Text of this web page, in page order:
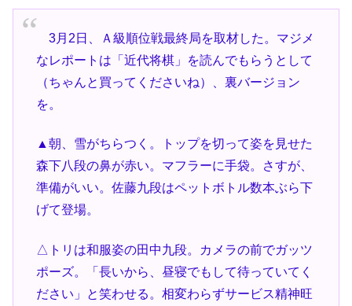
3月2日、Ａ級順位戦最終局を取材した。マジメ
なレポートは「近代将棋」を読んでもらうとして
（ちゃんと買ってくださいね）、裏バージョン
を。
▲朝、雪がちらつく。トップを切って姿を見せた
森下八段の鼻が赤い。マフラーに手袋。さすが、
準備がいい。佐藤九段はペットボトル数本ぶら下
げて登場。
△トリは和服姿の田中九段。カメラの前でガッツ
ポーズ。「長いから、昼寝でもして待っていてく
ださい」と笑わせる。相変わらずサービス精神旺